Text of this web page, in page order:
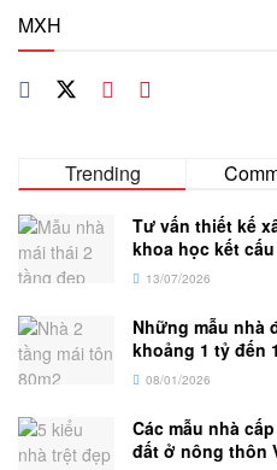
MXH
Trending
Tư vấn thiết kế
khoa học kết
13/07/2026
Những mẫu nhà
khoảng 1 tỷ đến
08/01/2026
Các mẫu nhà
đất ở nông thôn